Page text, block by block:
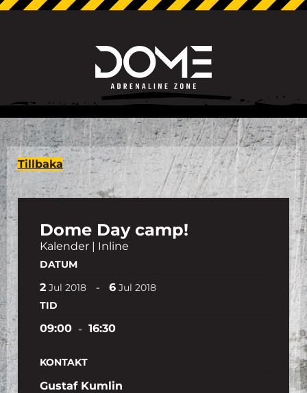
Tillbaka
Dome Day camp!
Kalender | Inline
DATUM
2 Jul 2018 - 6 Jul 2018
TID
09:00 - 16:30
KONTAKT
Gustaf Kumlin